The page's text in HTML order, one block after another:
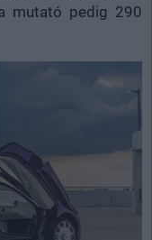
mutató pedig 290